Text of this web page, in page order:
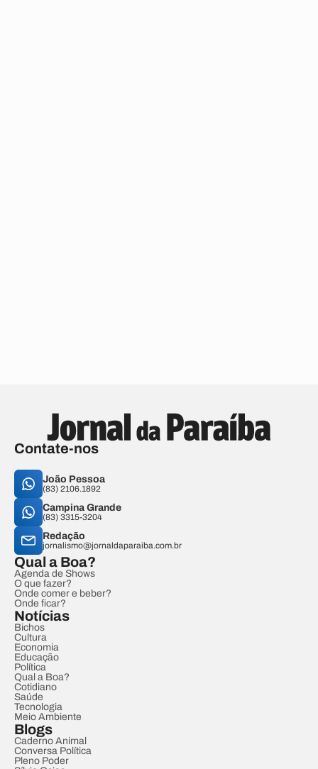
Contate-nos
João Pessoa
(83) 2106.1892
Campina Grande
(83) 3315-3204
Redação
jornalismo@jornaldaparaiba.com.br
Qual a Boa?
Agenda de Shows
O que fazer?
Onde comer e beber?
Onde ficar?
Notícias
Bichos
Cultura
Economia
Educação
Política
Qual a Boa?
Cotidiano
Saúde
Tecnologia
Meio Ambiente
Blogs
Caderno Animal
Conversa Política
Pleno Poder